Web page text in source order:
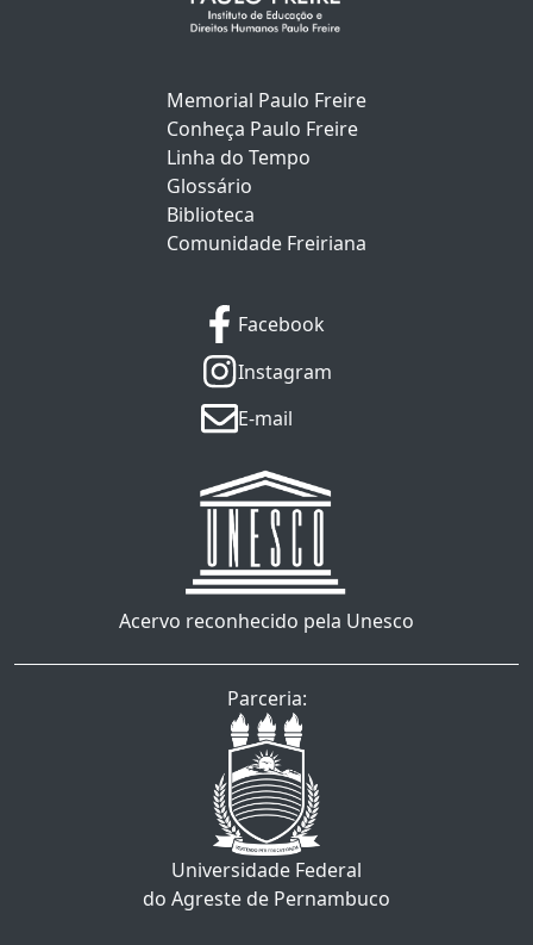
Memorial Paulo Freire
Conheça Paulo Freire
Linha do Tempo
Glossário
Biblioteca
Comunidade Freiriana
Facebook
Instagram
E-mail
Acervo reconhecido pela Unesco
Parceria:
Universidade Federal
do Agreste de Pernambuco